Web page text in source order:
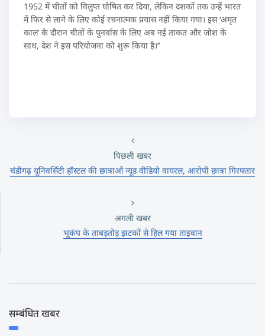
1952 में चीतों को विलुप्त घोषित कर दिया, लेकिन दशकों तक उन्हें भारत
में फिर से लाने के लिए कोई रचनात्मक प्रयास नहीं किया गया। इस ‘अमृत
काल’ के दौरान चीतों के पुनर्वास के लिए अब नई ताकत और जोश के
साथ, देश ने इस परियोजना को शुरू किया है।’’
पिछली खबर
चंडीगढ़ यूनिवर्सिटी हॉस्टल की छात्राओं न्यूड वीडियो वायरल, आरोपी छात्रा गिरफ्तार
अगली खबर
भूकंप के ताबड़तोड़ झटकों से हिल गया ताइवान
सम्बंधित खबर